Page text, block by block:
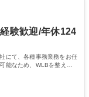
験からでも下限年収
校 語学力： 資格：第
験歓迎/年休124
にて、各種事務業務をお任
能なため、WLBを整えた